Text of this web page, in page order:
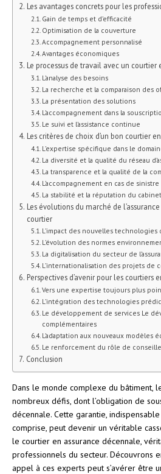
Les avantages concrets pour les
Gain de temps et d’efficacité
Optimisation de la couverture
Accompagnement personnalisé
Avantages économiques
Le processus de travail avec un courtier
L’analyse des besoins
La recherche et la comparaison des
La présentation des solutions
L’accompagnement dans la
Le suivi et l’assistance continue
Les critères de choix d’un bon courtier
L’expertise spécifique dans le
La diversité et la qualité du réseau
La transparence et la qualité de la
L’accompagnement en cas de sinistre
La stabilité et la réputation du
Les évolutions du marché de
courtier
L’impact des nouvelles
L’évolution des normes
La digitalisation du secteur de
L’internationalisation des projets de
Perspectives d’avenir pour les courtiers
Vers une expertise toujours plus
L’intégration des technologies
Le développement de services Le
complémentaires
L’adaptation aux nouveaux modèles
Le renforcement du rôle de
Conclusion
Dans le monde complexe du bâtiment,
nombreux défis, dont l’obligation de
décennale. Cette garantie,
comprise, peut devenir un véritable
le courtier en assurance décennale,
professionnels du secteur. Découvrons
appel à ces experts peut s’avérer être